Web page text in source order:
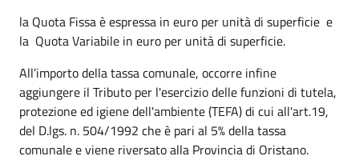
la Quota Fissa è espressa in euro per unità di superficie e
la Quota Variabile in euro per unità di superficie.
All’importo della tassa comunale, occorre infine
aggiungere il Tributo per l'esercizio delle funzioni di tutela,
protezione ed igiene dell'ambiente (TEFA) di cui all'art.19,
del D.lgs. n. 504/1992 che è pari al 5% della tassa
comunale e viene riversato alla Provincia di Oristano.